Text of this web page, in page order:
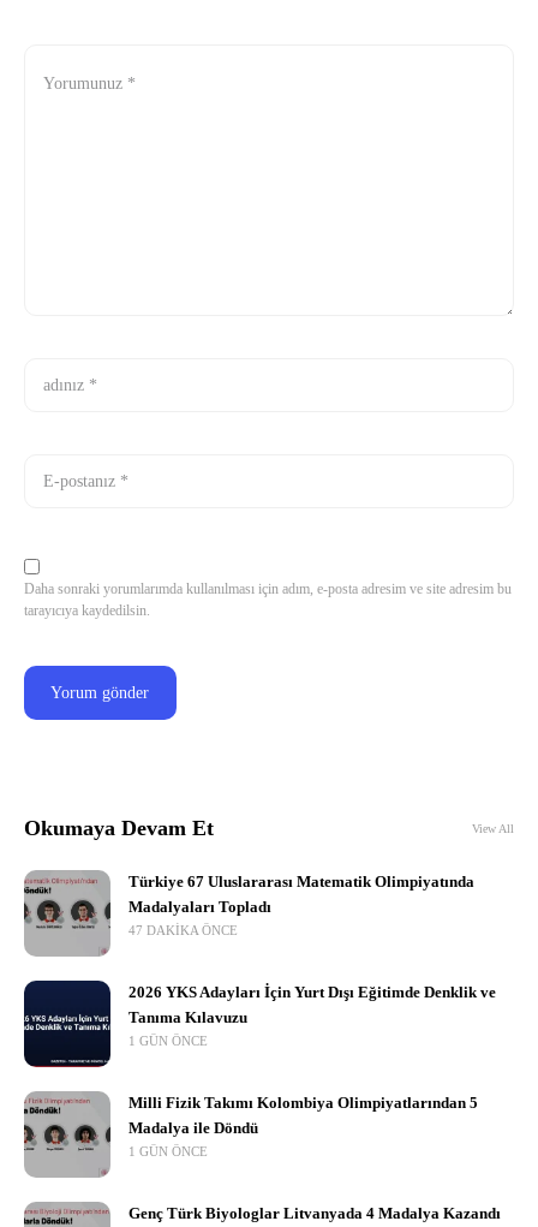
Daha sonraki yorumlarımda kullanılması için adım, e-posta adresim ve site adresim bu
tarayıcıya kaydedilsin.
Okumaya Devam Et View All
Türkiye 67 Uluslararası Matematik Olimpiyatında
Madalyaları Topladı
47 DAKIKA ÖNCE
2026 YKS Adayları İçin Yurt Dışı Eğitimde Denklik ve
Tanıma Kılavuzu
1 GÜN ÖNCE
Milli Fizik Takımı Kolombiya Olimpiyatlarından 5
Madalya ile Döndü
1 GÜN ÖNCE
Genç Türk Biyologlar Litvanyada 4 Madalya Kazandı